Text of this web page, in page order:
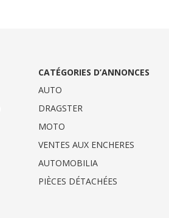
CATÉGORIES D’ANNONCES
AUTO
DRAGSTER
MOTO
VENTES AUX ENCHERES
AUTOMOBILIA
PIÈCES DÉTACHÉES